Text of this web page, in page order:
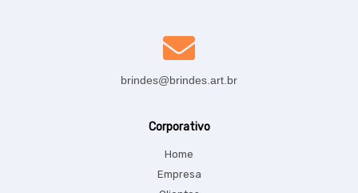
brindes@brindes.art.br
Corporativo
Home
Empresa